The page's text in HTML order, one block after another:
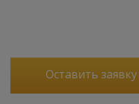
Оставить